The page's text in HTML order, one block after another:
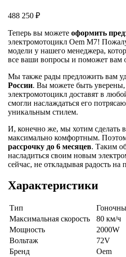
488 250 ₽
Теперь вы можете оформить
электромотоцикл Oem M7!
модели у нашего менеджера,
все ваши вопросы и поможет вам
Мы также рады предложить вам
России. Вы можете быть
электромотоцикл доставят в
смогли наслаждаться его
уникальным стилем.
И, конечно же, мы хотим сделать
максимально комфортным.
рассрочку до 6 месяцев. Таким
насладиться своим новым
сейчас, не откладывая радость на
Характеристики
Тип
Максимальная скорость
80 км/ч
Мощность
2000W
Вольтаж
72V
Бренд
Oem